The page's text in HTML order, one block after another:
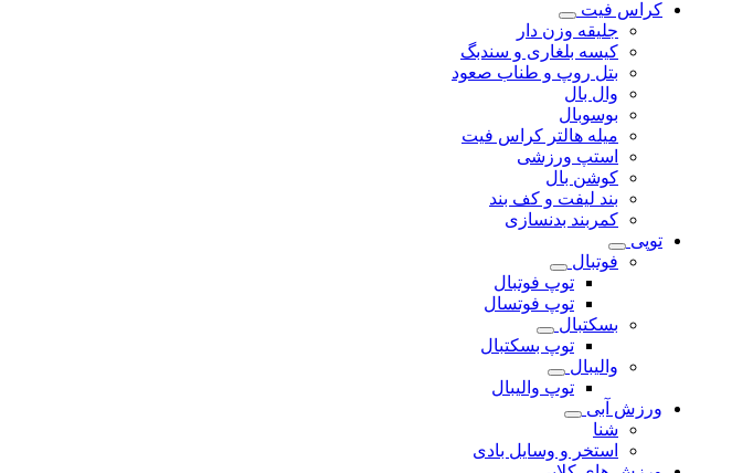
کراس فیت
جلیقه وزن دار
کیسه بلغاری و سندبگ
بتل روپ و طناب صعود
وال بال
بوسوبال
میله هالتر کراس فیت
استپ ورزشی
کوشن بال
بند لیفت و کف بند
کمربند بدنسازی
توپی
فوتبال
توپ فوتبال
توپ فوتسال
بسکتبال
توپ بسکتبال
والیبال
توپ والیبال
ورزش آبی
شنا
استخر و وسایل بادی